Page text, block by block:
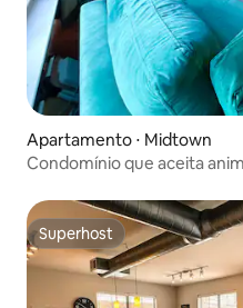
Apartamento ⋅ Midtown
Condomínio que aceita
Superhost
Superhost